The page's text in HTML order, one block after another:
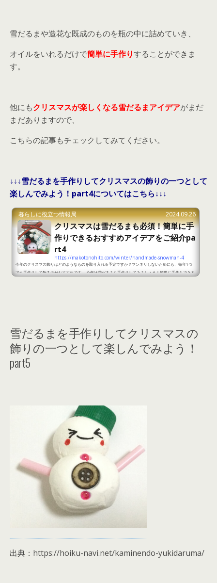
雪だるまや造花な既成のものを瓶の中に詰めていき、
オイルをいれるだけで簡単に手作りすることができま
す。
他にもクリスマスが楽しくなる雪だるまアイデアがまだ
まだありますので、
こちらの記事もチェックしてみてください。
↓↓↓雪だるまを手作りしてクリスマスの飾りの一つとして
楽しんでみよう！part4についてはこちら↓↓↓
暮らしに役立つ情報局 2024.09.26
クリスマスは雪だるまも必須！簡単に手
作りできるおすすめアイデアをご紹介pa
rt4
https://makotonohito.com/winter/handmade-snowman-4
今年のクリスマス飾りはどのようなものを取り入れる予定ですか？マンネリしないためにも、毎年1つ
でも手作りして飾るのがおすすめです。 今年は雪だるまを手作りしてみましょう！簡単に手作りできる
雪だるまを手作りしてクリスマスの
飾りの一つとして楽しんでみよう！
part5
出典：https://hoiku-navi.net/kaminendo-yukidaruma/